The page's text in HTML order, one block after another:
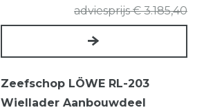
adviesprijs € 3.185,40
Zeefschop LÖWE RL-203
Wiellader Aanbouwdeel